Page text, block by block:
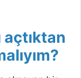
açtıktan